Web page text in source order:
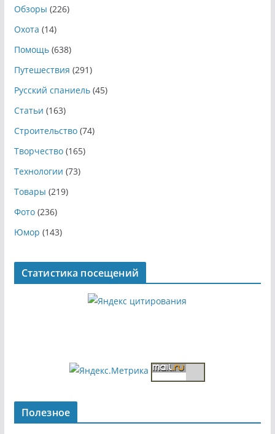
Обзоры (226)
Охота (14)
Помощь(638)
Путешествия (291)
Русский спаниель(45)
Статьи (163)
Строительство(74)
Творчество(165)
Технологии (73)
Товары (219)
Фото(236)
Юмор (143)
Статистика посещений
Полезное